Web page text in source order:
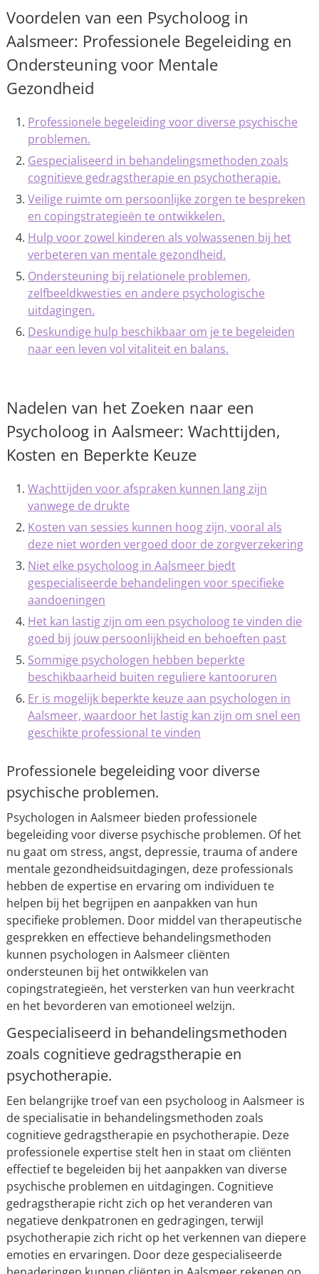
Voordelen van een Psycholoog in
Aalsmeer: Professionele Begeleiding en
Ondersteuning voor Mentale
Gezondheid
Professionele begeleiding voor diverse psychische
problemen.
Gespecialiseerd in behandelingsmethoden zoals
cognitieve gedragstherapie en psychotherapie.
Veilige ruimte om persoonlijke zorgen te bespreken
en copingstrategieën te ontwikkelen.
Hulp voor zowel kinderen als volwassenen bij het
verbeteren van mentale gezondheid.
Ondersteuning bij relationele problemen,
zelfbeeldkwesties en andere psychologische
uitdagingen.
Deskundige hulp beschikbaar om je te begeleiden
naar een leven vol vitaliteit en balans.
Nadelen van het Zoeken naar een
Psycholoog in Aalsmeer: Wachttijden,
Kosten en Beperkte Keuze
Wachttijden voor afspraken kunnen lang zijn
vanwege de drukte
Kosten van sessies kunnen hoog zijn, vooral als
deze niet worden vergoed door de zorgverzekering
Niet elke psycholoog in Aalsmeer biedt
gespecialiseerde behandelingen voor specifieke
aandoeningen
Het kan lastig zijn om een psycholoog te vinden die
goed bij jouw persoonlijkheid en behoeften past
Sommige psychologen hebben beperkte
beschikbaarheid buiten reguliere kantooruren
Er is mogelijk beperkte keuze aan psychologen in
Aalsmeer, waardoor het lastig kan zijn om snel een
geschikte professional te vinden
Professionele begeleiding voor diverse
psychische problemen.
Psychologen in Aalsmeer bieden professionele
begeleiding voor diverse psychische problemen. Of het
nu gaat om stress, angst, depressie, trauma of andere
mentale gezondheidsuitdagingen, deze professionals
hebben de expertise en ervaring om individuen te
helpen bij het begrijpen en aanpakken van hun
specifieke problemen. Door middel van therapeutische
gesprekken en effectieve behandelingsmethoden
kunnen psychologen in Aalsmeer cliënten
ondersteunen bij het ontwikkelen van
copingstrategieën, het versterken van hun veerkracht
en het bevorderen van emotioneel welzijn.
Gespecialiseerd in behandelingsmethoden
zoals cognitieve gedragstherapie en
psychotherapie.
Een belangrijke troef van een psycholoog in Aalsmeer is
de specialisatie in behandelingsmethoden zoals
cognitieve gedragstherapie en psychotherapie. Deze
professionele expertise stelt hen in staat om cliënten
effectief te begeleiden bij het aanpakken van diverse
psychische problemen en uitdagingen. Cognitieve
gedragstherapie richt zich op het veranderen van
negatieve denkpatronen en gedragingen, terwijl
psychotherapie zich richt op het verkennen van diepere
emoties en ervaringen. Door deze gespecialiseerde